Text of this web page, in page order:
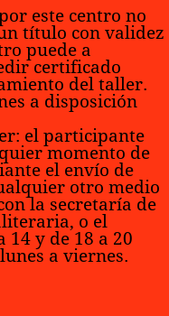
este centro no
título con validez
puede a
certificado
del taller.
a disposición
el participante
momento de
el envío de
otro medio
la secretaría de
o el
14 y de 18 a 20
a viernes.